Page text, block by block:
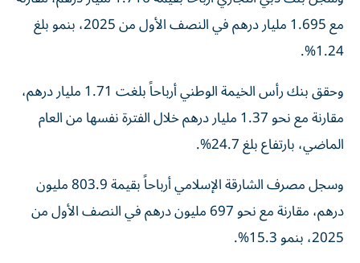
مع 1.695 مليار درهم في النصف الأول من 2025، بنمو بلغ
1.24%.
وحقق بنك رأس الخيمة الوطني أرباحاً بلغت 1.71 مليار درهم،
مقارنة مع نحو 1.37 مليار درهم خلال الفترة نفسها من العام
الماضي، بارتفاع بلغ 24.7%.
وسجل مصرف الشارقة الإسلامي أرباحاً بقيمة 803.9 مليون
درهم، مقارنة مع نحو 697 مليون درهم في النصف الأول من
2025، بنمو 15.3%.